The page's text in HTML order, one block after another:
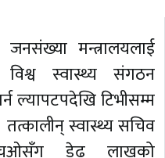
मन्त्रालयलाई
विश्व स्वास्थ्य संगठन
ल्यापटपदेखि टिभीसम्म
स्वास्थ्य सचिव
डेढ लाखको